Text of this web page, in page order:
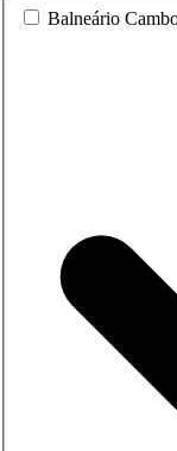
Balneário